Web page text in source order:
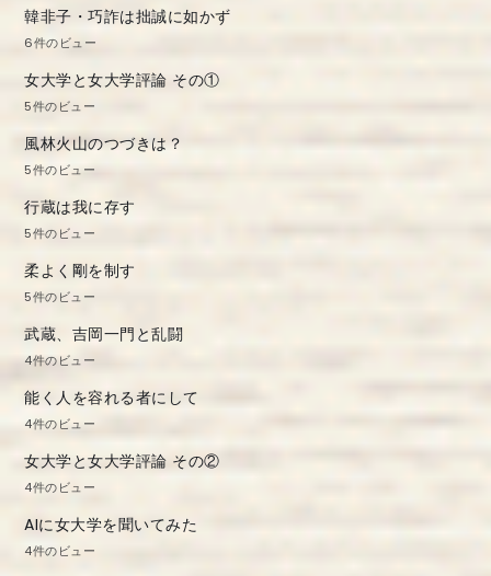
韓非子・巧詐は拙誠に如かず
6件のビュー
女大学と女大学評論 その①
5件のビュー
風林火山のつづきは？
5件のビュー
行蔵は我に存す
5件のビュー
柔よく剛を制す
5件のビュー
武蔵、吉岡一門と乱闘
4件のビュー
能く人を容れる者にして
4件のビュー
女大学と女大学評論 その②
4件のビュー
AIに女大学を聞いてみた
4件のビュー